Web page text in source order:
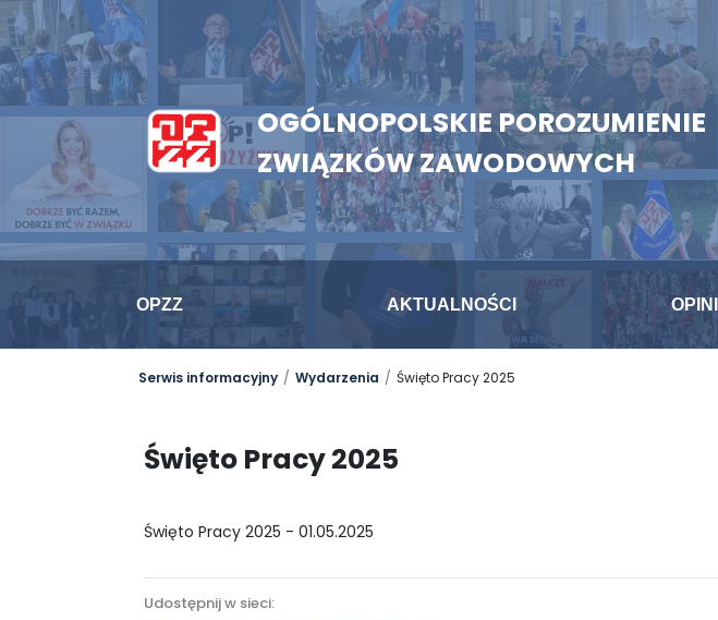
OGÓLNOPOLSKIE POROZUMIENIE
ZWIĄZKÓW ZAWODOWYCH
OPZZ AKTUALNOŚCI
Serwis informacyjny Wydarzenia Święto Pracy 2025
Święto Pracy 2025
Święto Pracy 2025 - 01.05.2025
Udostępnij w sieci: